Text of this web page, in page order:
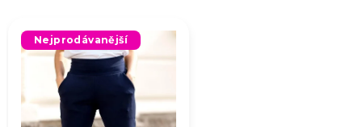
5
hvězdiček.
Nejprodávanější